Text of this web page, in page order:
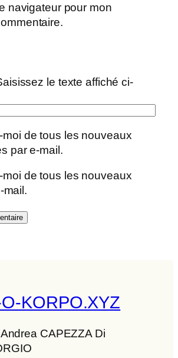
navigateur pour mon
le texte affiché ci-
moi de tous les nouveaux
par e-mail.
moi de tous les nouveaux
mail.
KORPO.XYZ
CAPEZZA Di